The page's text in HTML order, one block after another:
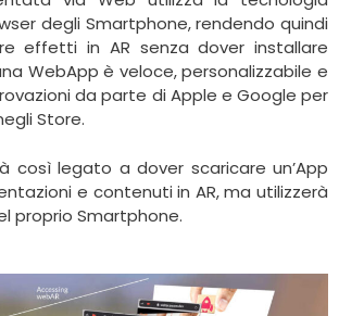
degli Smartphone, rendendo quindi
effetti in AR senza dover installare
WebApp è veloce, personalizzabile e
da parte di Apple e Google per
Store.
così legato a dover scaricare un’App
e contenuti in AR, ma utilizzerà
proprio Smartphone.